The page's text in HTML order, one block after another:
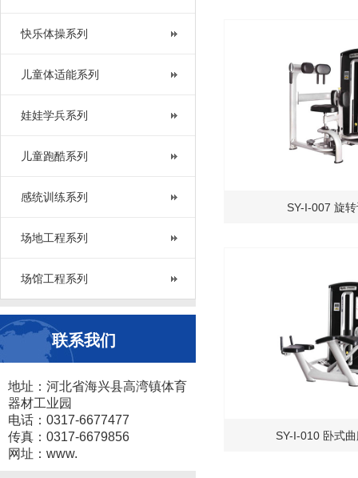
快乐体操系列
儿童体适能系列
娃娃学兵系列
儿童跑酷系列
感统训练系列
场地工程系列
场馆工程系列
联系我们
地址：河北省海兴县高湾镇体育
器材工业园
电话：0317-6677477
传真：0317-6679856
网址：www.
SY-I-007 旋
SY-I-010 卧式